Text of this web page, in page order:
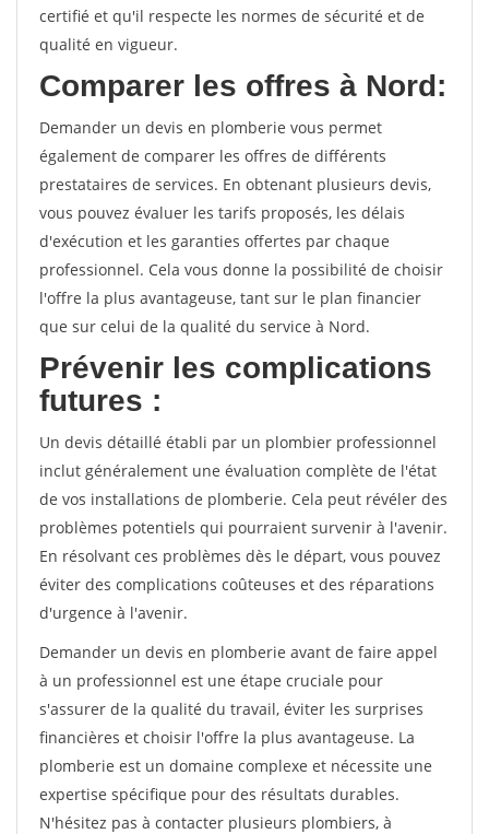
certifié et qu'il respecte les normes de sécurité et de
qualité en vigueur.
Comparer les offres à Nord:
Demander un devis en plomberie vous permet
également de comparer les offres de différents
prestataires de services. En obtenant plusieurs devis,
vous pouvez évaluer les tarifs proposés, les délais
d'exécution et les garanties offertes par chaque
professionnel. Cela vous donne la possibilité de choisir
l'offre la plus avantageuse, tant sur le plan financier
que sur celui de la qualité du service à Nord.
Prévenir les complications
futures :
Un devis détaillé établi par un plombier professionnel
inclut généralement une évaluation complète de l'état
de vos installations de plomberie. Cela peut révéler des
problèmes potentiels qui pourraient survenir à l'avenir.
En résolvant ces problèmes dès le départ, vous pouvez
éviter des complications coûteuses et des réparations
d'urgence à l'avenir.
Demander un devis en plomberie avant de faire appel
à un professionnel est une étape cruciale pour
s'assurer de la qualité du travail, éviter les surprises
financières et choisir l'offre la plus avantageuse. La
plomberie est un domaine complexe et nécessite une
expertise spécifique pour des résultats durables.
N'hésitez pas à contacter plusieurs plombiers, à